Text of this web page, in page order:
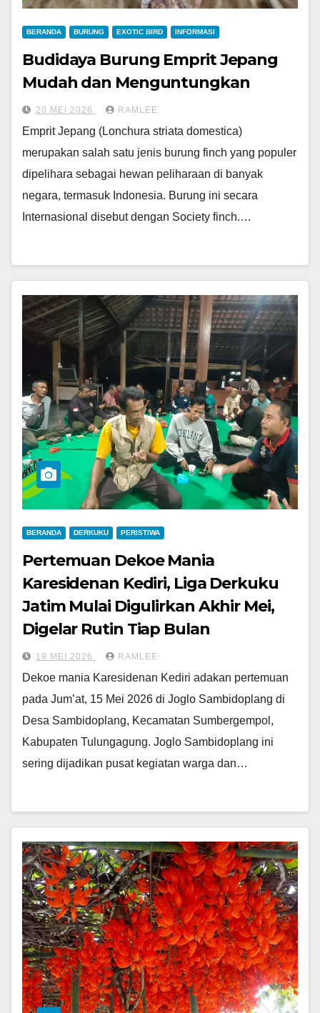
BERANDA BURUNG EXOTIC BIRD INFORMASI
Budidaya Burung Emprit Jepang
Mudah dan Menguntungkan
20 MEI 2026 RAMLEE
Emprit Jepang (Lonchura striata domestica)
merupakan salah satu jenis burung finch yang populer
dipelihara sebagai hewan peliharaan di banyak
negara, termasuk Indonesia. Burung ini secara
Internasional disebut dengan Society finch.…
BERANDA DERKUKU PERISTIWA
Pertemuan Dekoe Mania
Karesidenan Kediri, Liga Derkuku
Jatim Mulai Digulirkan Akhir Mei,
Digelar Rutin Tiap Bulan
19 MEI 2026 RAMLEE
Dekoe mania Karesidenan Kediri adakan pertemuan
pada Jum’at, 15 Mei 2026 di Joglo Sambidoplang di
Desa Sambidoplang, Kecamatan Sumbergempol,
Kabupaten Tulungagung. Joglo Sambidoplang ini
sering dijadikan pusat kegiatan warga dan…